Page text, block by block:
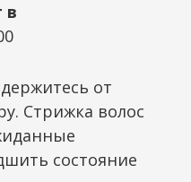
в
от
Стрижка волос
состояние